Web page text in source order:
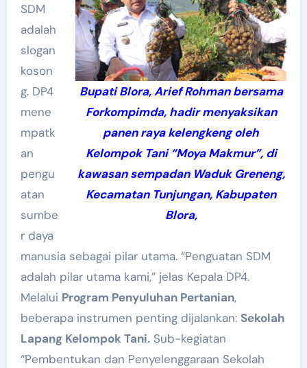
Bupati Blora, Arief Rohman bersama
Forkompimda, hadir menyaksikan
panen raya kelengkeng oleh
Kelompok Tani “Moya Makmur”, di
kawasan sempadan Waduk Greneng,
Kecamatan Tunjungan, Kabupaten
Blora,
SDM
adalah
slogan
koson
g. DP4
mene
mpatk
an
pengu
atan
sumbe
r daya
manusia sebagai pilar utama. “Penguatan SDM
adalah pilar utama kami,” jelas Kepala DP4.
Melalui Program Penyuluhan Pertanian,
beberapa instrumen penting dijalankan: Sekolah
Lapang Kelompok Tani.Sub-kegiatan
“Pembentukan dan Penyelenggaraan Sekolah